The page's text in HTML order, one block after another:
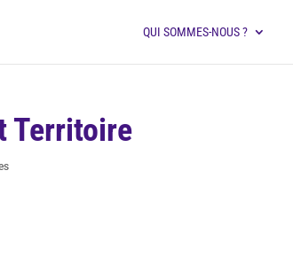
QUI SOMMES-NOUS ?
Territoire